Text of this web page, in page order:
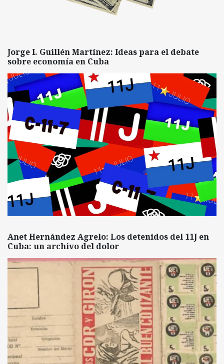
Jorge I. Guillén Martínez: Ideas para el debate
sobre economía en Cuba
Anet Hernández Agrelo: Los detenidos del 11J en
Cuba: un archivo del dolor